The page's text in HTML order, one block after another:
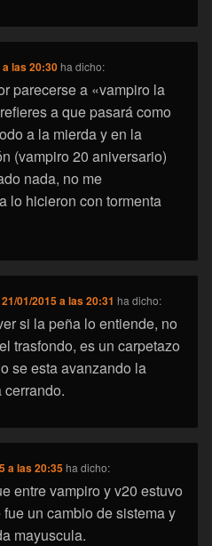
a las 20:30 ha dicho:
parecerse a «vampiro la
a que pasará como
a la mierda y en la
(vampiro 20 aniversario)
nada, no me
lo hicieron con tormenta
21/01/2015 a las 20:31 ha dicho:
si la peña lo entiende, no
trasfondo, es un carpetazo
se esta avanzando la
cerrando.
a las 20:35 ha dicho:
entre vampiro y v20 estuvo
un cambio de sistema y
mayuscula.